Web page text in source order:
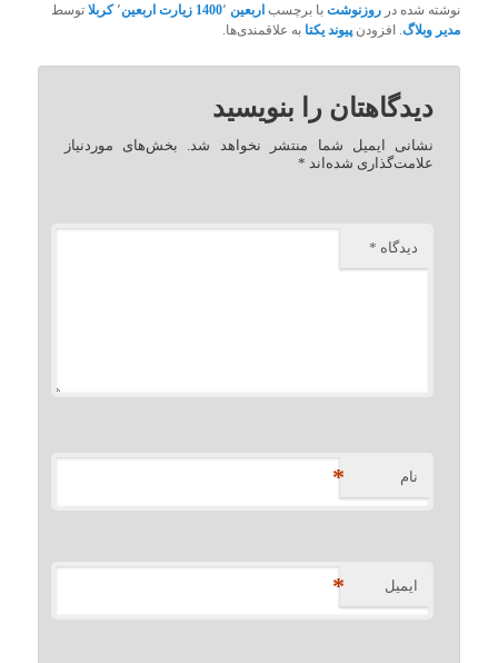
نوشته شده درروزنوشت با برچسب اربعین 1400 ٬ زیارت اربعین٬ کربلا توسط
مدیر وبلاگ. افزودنپیوند یکتا به علاقمندی‌ها.
دیدگاهتان را بنویسید
نشانی ایمیل شما منتشر نخواهد شد.
بخش‌های موردنیاز
علامت‌گذاری شده‌اند *
دیدگاه *
نام *
ایمیل *